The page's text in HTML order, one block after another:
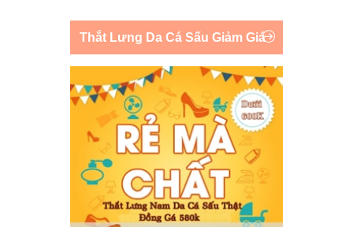
Thắt Lưng Da Cá Sấu Giảm Giá